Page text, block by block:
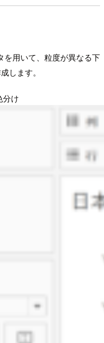
を用いて、粒度が異なる下
します。
分け